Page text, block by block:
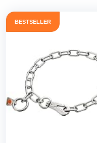
BESTSELLER